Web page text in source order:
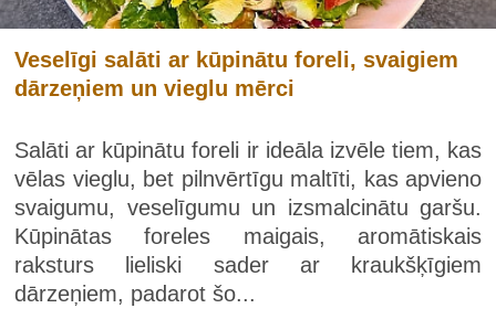
Veselīgi salāti ar kūpinātu foreli, svaigiem
dārzeņiem un vieglu mērci
Salāti ar kūpinātu foreli ir ideāla izvēle tiem, kas
vēlas vieglu, bet pilnvērtīgu maltīti, kas apvieno
svaigumu, veselīgumu un izsmalcinātu garšu.
Kūpinātas foreles maigais, aromātiskais
raksturs lieliski sader ar kraukšķīgiem
dārzeņiem, padarot šo...